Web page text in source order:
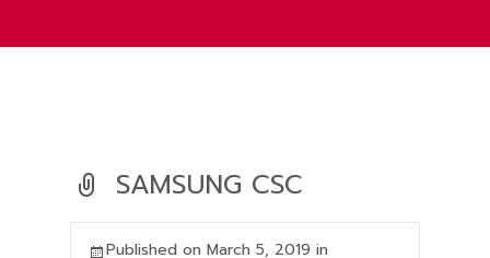
SAMSUNG CSC
Published on March 5, 2019 in